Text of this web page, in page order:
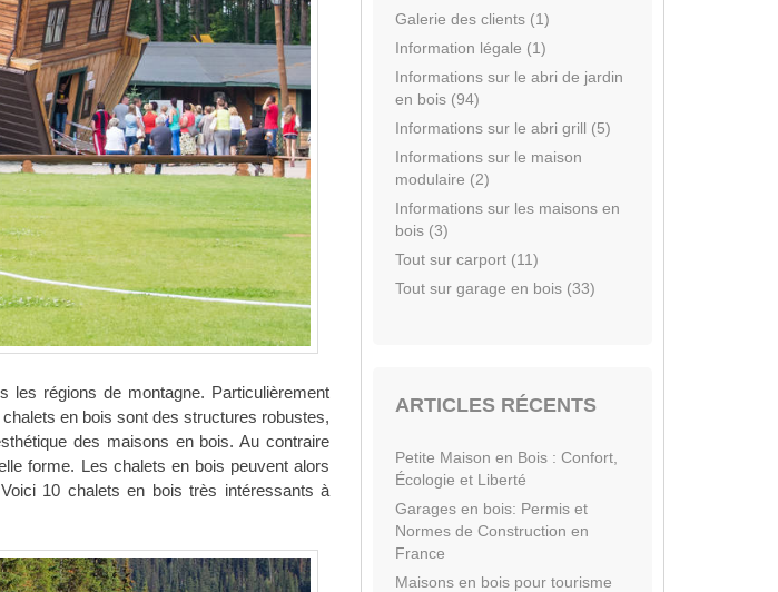
les régions de montagne. Particulièrement
en bois sont des structures robustes,
des maisons en bois. Au contraire
forme. Les chalets en bois peuvent alors
10 chalets en bois très intéressants à
Galerie des clients (1)
Information légale (1)
Informations sur le abri de jardin
en bois (94)
Informations sur le abri grill (5)
Informations sur le maison
modulaire (2)
Informations sur les maisons en
bois (3)
Tout sur carport (11)
Tout sur garage en bois (33)
ARTICLES RÉCENTS
Petite Maison en Bois : Confort,
Écologie et Liberté
Garages en bois: Permis et
Normes de Construction en
France
Maisons en bois pour tourisme